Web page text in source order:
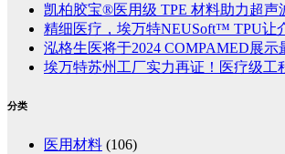
凯柏胶宝®医用级 TPE 材料助力超声
精细医疗，埃万特NEUSoft™ TPU让
泓格生医将于2024 COMPAMED展示
埃万特苏州工厂实力再证！医疗级工
分类
医用材料 (106)